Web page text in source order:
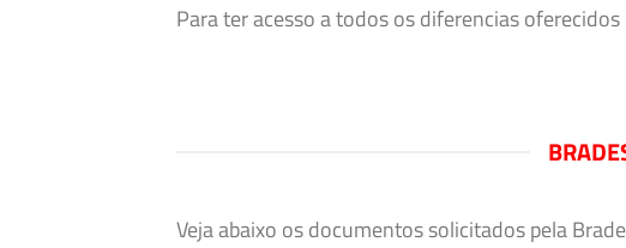
Para ter acesso a todos os diferencias
Veja abaixo os documentos solicitados pela